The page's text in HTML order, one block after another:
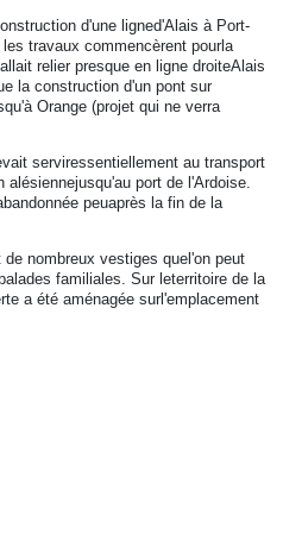
d'une ligned'Alais à Port-
travaux commencèrent pourla
relier presque en ligne droiteAlais
la construction d'un pont sur
Orange (projet qui ne verra
serviressentiellement au transport
port de l'Ardoise.
peuaprès la fin de la
nombreux vestiges quel'on peut
familiales. Sur leterritoire de la
a été aménagée surl'emplacement